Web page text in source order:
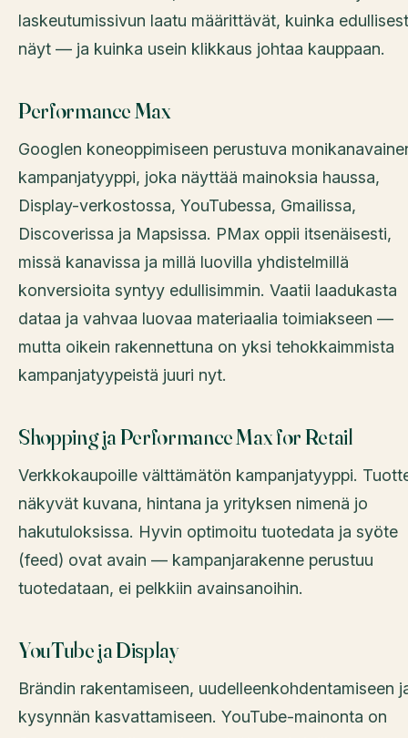
laskeutumissivun laatu määrittävät, kuinka
näyt — ja kuinka usein klikkaus johtaa kauppaan.
Performance Max
Googlen koneoppimiseen perustuva
kampanjatyyppi, joka näyttää mainoksia haussa,
Display-verkostossa, YouTubessa, Gmailissa,
Discoverissa ja Mapsissa. PMax oppii itsenäisesti,
missä kanavissa ja millä luovilla yhdistelmillä
konversioita syntyy edullisimmin. Vaatii laadukasta
dataa ja vahvaa luovaa materiaalia toimiakseen —
mutta oikein rakennettuna on yksi tehokkaimmista
kampanjatyypeistä juuri nyt.
Shopping ja Performance Max for Retail
Verkkokaupoille välttämätön kampanjatyyppi.
näkyvät kuvana, hintana ja yrityksen nimenä jo
hakutuloksissa. Hyvin optimoitu tuotedata ja syöte
(feed) ovat avain — kampanjarakenne perustuu
tuotedataan, ei pelkkiin avainsanoihin.
YouTube ja Display
Brändin rakentamiseen, uudelleenkohdentamiseen
kysynnän kasvattamiseen. YouTube-mainonta on